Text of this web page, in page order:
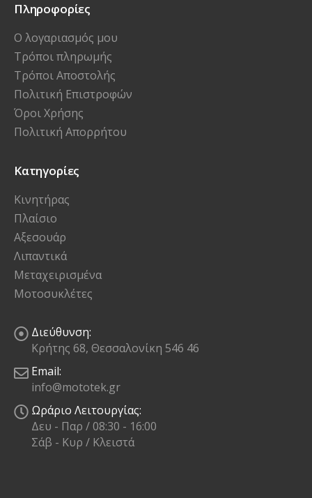
Πληροφορίες
Ο λογαριασμός μου
Τρόποι πληρωμής
Τρόποι Αποστολής
Πολιτική Επιστροφών
Όροι Χρήσης
Πολιτική Απορρήτου
Κατηγορίες
Κινητήρας
Πλαίσιο
Αξεσουάρ
Λιπαντικά
Μεταχειρισμένα
Μοτοσυκλέτες
Διεύθυνση:
Κρήτης 68, Θεσσαλονίκη 546 46
Email:
info@mototek.gr
Ωράριο Λειτουργίας:
Δευ - Παρ / 08:30 - 16:00
Σάβ - Κυρ / Κλειστά